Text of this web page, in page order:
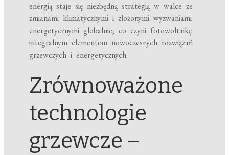
energią staje się niezbędną strategią w walce ze
zmianami klimatycznymi i złożonymi wyzwaniami
energetycznymi globalnie, co czyni fotowoltaikę
integralnym elementem nowoczesnych rozwiązań
grzewczych i energetycznych.
Zrównoważone
technologie
grzewcze –